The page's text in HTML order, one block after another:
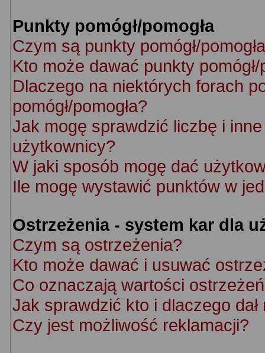
Punkty pomógł/pomogła
Czym są punkty pomógł/
Kto może dawać punkty pomógł/
Dlaczego na niektórych forach
pomógł/pomogła?
Jak mogę sprawdzić liczbę i
użytkownicy?
W jaki sposób mogę dać
Ile mogę wystawić punktów w
Ostrzeżenia - system kar dla
Czym są ostrzeżenia?
Kto może dawać i usuwać
Co oznaczają wartości
Jak sprawdzić kto i dlaczego
Czy jest możliwość reklamacji?